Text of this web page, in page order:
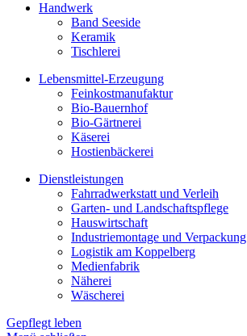
Handwerk
Band Seeside
Keramik
Tischlerei
Lebensmittel-Erzeugung
Feinkostmanufaktur
Bio-Bauernhof
Bio-Gärtnerei
Käserei
Hostienbäckerei
Dienstleistungen
Fahrradwerkstatt und Verleih
Garten- und Landschaftspflege
Hauswirtschaft
Industriemontage und Verpackung
Logistik am Koppelberg
Medienfabrik
Näherei
Wäscherei
Gepflegt leben